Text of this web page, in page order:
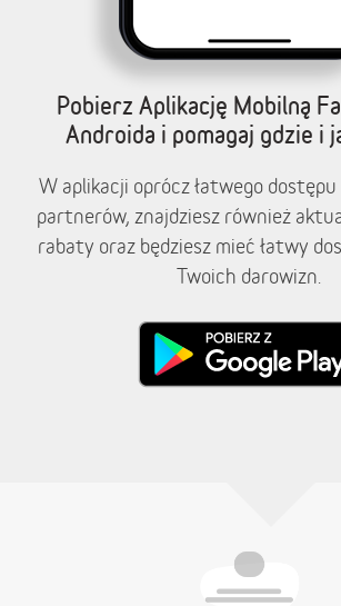
Pobierz Aplikację Mobilną
Androida i pomagaj gdzie i
W aplikacji oprócz łatwego
partnerów, znajdziesz również
rabaty oraz będziesz mieć łatwy
Twoich darowizn.